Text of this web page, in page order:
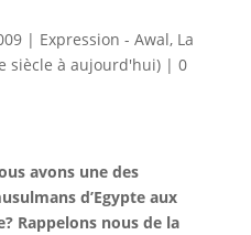
| Expression - Awal, La
siècle à aujourd'hui)| 0
avons une des
d’Egypte aux
Rappelons nous de la